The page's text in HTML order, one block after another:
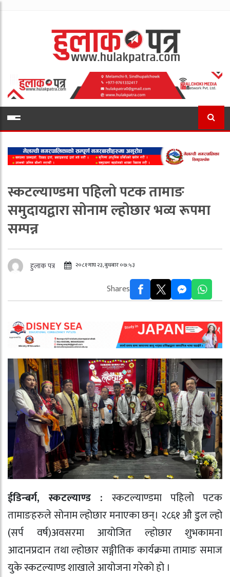
स्कटल्याण्डमा पहिलो पटक तामाङ
समुदायद्वारा सोनाम ल्होछार भव्य रूपमा
सम्पन्न
हुलाक पत्र २०८१ माघ २३, बुधबार ०७:५३
Shares
ईडिन्बर्ग, स्कटल्याण्ड : स्कटल्याण्डमा पहिलो पटक
तामाङहरुले सोनाम ल्होछार मनाएका छन्। २८६१ औ डुल ल्हो
(सर्प वर्ष)अवसरमा आयोजित ल्होछार शुभकामना
आदानप्रदान तथा ल्होछार सङ्गीतिक कार्यक्रमा तामाङ समाज
युके स्कटल्याण्ड शाखाले आयोजना गरेको हो ।